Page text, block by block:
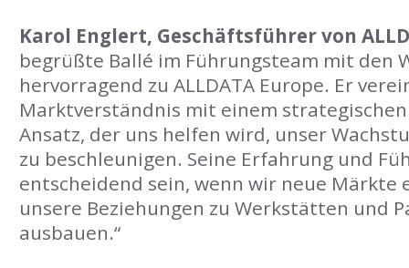
Karol Englert, Geschäftsführer von
begrüßte Ballé im Führungsteam mit den
hervorragend zu ALLDATA Europe. Er
Marktverständnis mit einem
Ansatz, der uns helfen wird, unser
zu beschleunigen. Seine Erfahrung und
entscheidend sein, wenn wir neue Märkte
unsere Beziehungen zu Werkstätten und
ausbauen.“